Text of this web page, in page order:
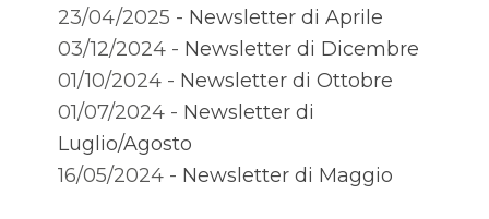
23/04/2025 - Newsletter di Aprile
03/12/2024 - Newsletter di Dicembre
01/10/2024 - Newsletter di Ottobre
01/07/2024 - Newsletter di
Luglio/Agosto
16/05/2024 - Newsletter di Maggio